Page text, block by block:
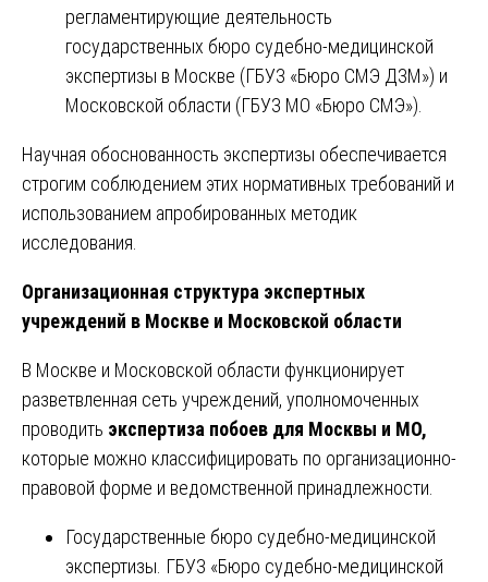
регламентирующие деятельность
государственных бюро судебно-медицинской
экспертизы в Москве (ГБУЗ «Бюро СМЭ ДЗМ») и
Московской области (ГБУЗ МО «Бюро СМЭ»).
Научная обоснованность экспертизы обеспечивается
строгим соблюдением этих нормативных требований и
использованием апробированных методик
исследования.
Организационная структура экспертных
учреждений в Москве и Московской области
В Москве и Московской области функционирует
разветвленная сеть учреждений, уполномоченных
проводить экспертиза побоев для Москвы и МО,
которые можно классифицировать по организационно-
правовой форме и ведомственной принадлежности.
Государственные бюро судебно-медицинской
экспертизы. ГБУЗ «Бюро судебно-медицинской